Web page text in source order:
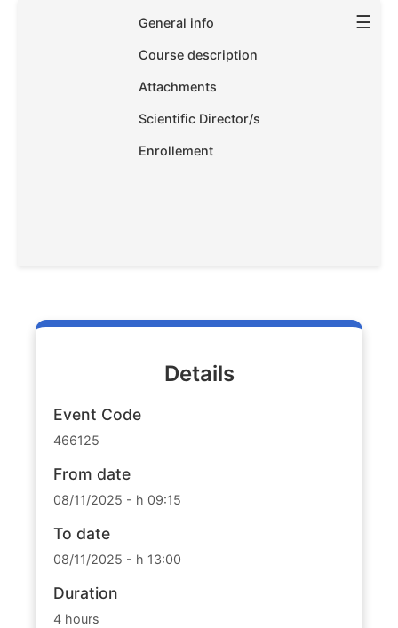
☰
General info
Course description
Attachments
Scientific Director/s
Enrollement
Details
Event Code
466125
From date
08/11/2025 - h 09:15
To date
08/11/2025 - h 13:00
Duration
4 hours